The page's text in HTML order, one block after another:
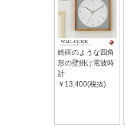
絵画のような四角
形の壁掛け電波時
計
￥13,400(税抜)